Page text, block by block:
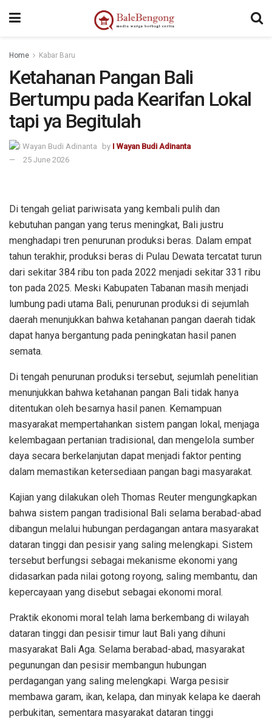
Home Kabar Baru
Ketahanan Pangan Bali
Bertumpu pada Kearifan Lokal
tapi ya Begitulah
by I Wayan Budi Adinanta
25 June 2026
Di tengah geliat pariwisata yang kembali pulih dan
kebutuhan pangan yang terus meningkat, Bali justru
menghadapi tren penurunan produksi beras. Dalam empat
tahun terakhir, produksi beras di Pulau Dewata tercatat turun
dari sekitar 384 ribu ton pada 2022 menjadi sekitar 331 ribu
ton pada 2025. Meski Kabupaten Tabanan masih menjadi
lumbung padi utama Bali, penurunan produksi di sejumlah
daerah menunjukkan bahwa ketahanan pangan daerah tidak
dapat hanya bergantung pada peningkatan hasil panen
semata.
Di tengah penurunan produksi tersebut, sejumlah penelitian
menunjukkan bahwa ketahanan pangan Bali tidak hanya
ditentukan oleh besarnya hasil panen. Kemampuan
masyarakat mempertahankan sistem pangan lokal, menjaga
kelembagaan pertanian tradisional, dan mengelola sumber
daya secara berkelanjutan dapat menjadi faktor penting
dalam memastikan ketersediaan pangan bagi masyarakat.
Kajian yang dilakukan oleh Thomas Reuter mengungkapkan
bahwa sistem pangan tradisional Bali selama berabad-abad
dibangun melalui hubungan perdagangan antara masyarakat
dataran tinggi dan pesisir yang saling melengkapi. Sistem
tersebut berfungsi sebagai mekanisme ekonomi yang
didasarkan pada nilai gotong royong, saling membantu, dan
kepercayaan yang disebut sebagai ekonomi moral.
Praktik ekonomi moral telah lama berkembang di wilayah
dataran tinggi dan pesisir timur laut Bali yang dihuni
masyarakat Bali Aga. Selama berabad-abad, masyarakat
pegunungan dan pesisir membangun hubungan
perdagangan yang saling melengkapi. Warga pesisir
membawa garam, ikan, kelapa, dan minyak kelapa ke daerah
perbukitan, sementara masyarakat dataran tinggi